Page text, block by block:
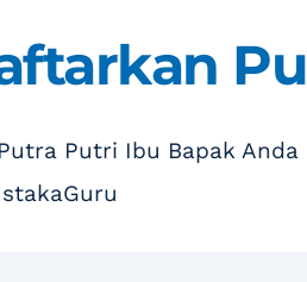
Putri Ibu Bapak Anda